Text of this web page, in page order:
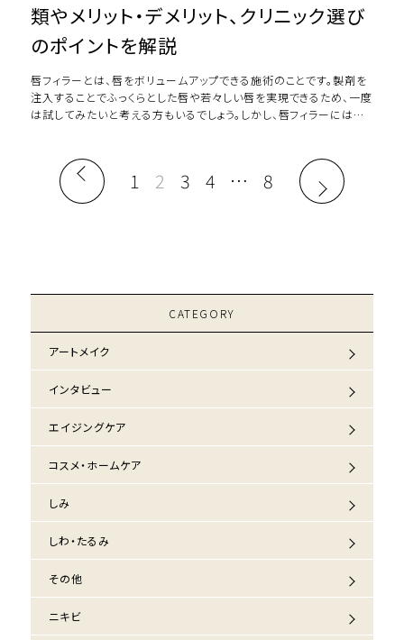
類やメリット・デメリット、クリニック選び
のポイントを解説
唇フィラーとは、唇をボリュームアップできる施術のことです。製剤を
注入することでふっくらとした唇や若々しい唇を実現できるため、一度
は試してみたいと考える方もいるでしょう。しかし、唇フィラーにはさ
1 2 3 4 … 8
CATEGORY
アートメイク
インタビュー
エイジングケア
コスメ・ホームケア
しみ
しわ・たるみ
その他
ニキビ